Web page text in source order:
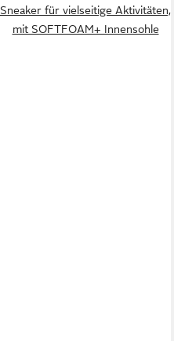
Sneaker für vielseitige Aktivitäten,
mit SOFTFOAM+ Innensohle